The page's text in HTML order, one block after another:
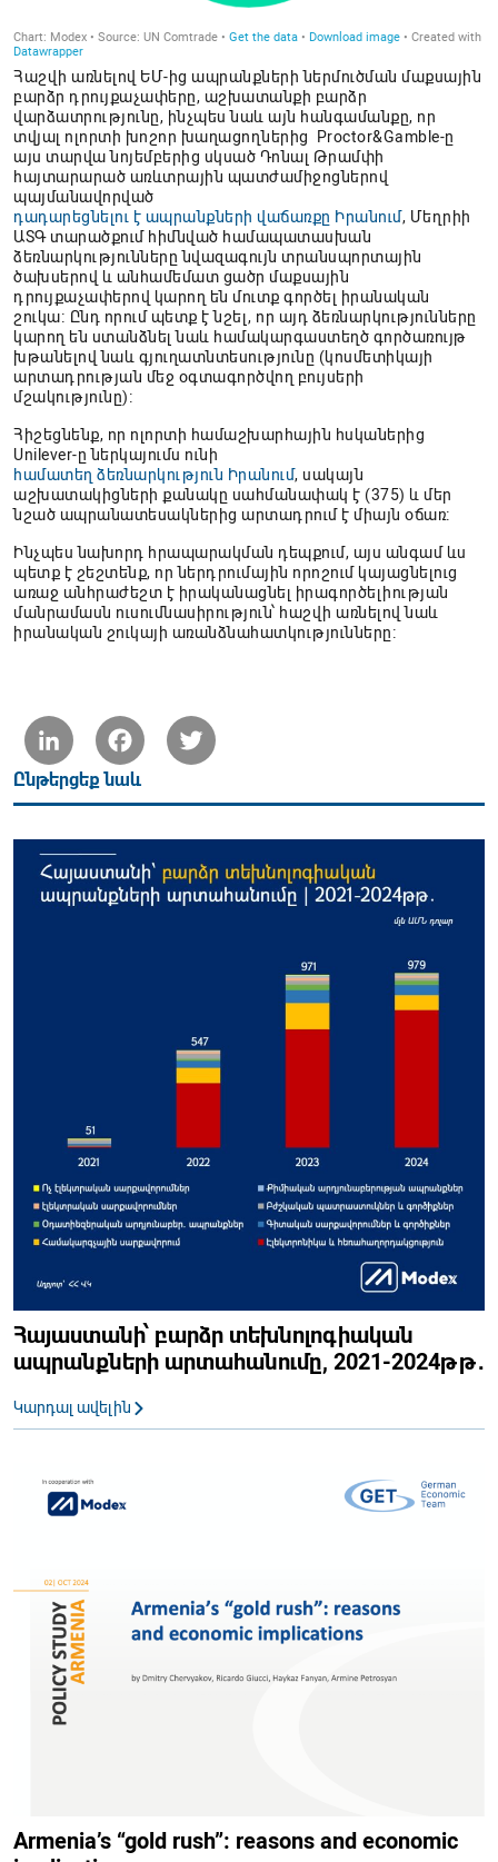
Հաշվի առնելով ԵՄ-ից ապրանքների ներմուծման մաքսային
բարձր դրույքաչափերը, աշխատանքի բարձր
վարձատրությունը, ինչպես նաև այն հանգամանքը, որ
տվյալ ոլորտի խոշոր խաղացողներից Proctor&Gamble-ը
այս տարվա նոյեմբերից սկսած Դոնալ Թրամփի
հայտարարած առևտրային պատժամիջոցներով
պայմանավորված
դադարեցնելու է ապրանքների վաճառքը Իրանում, Մեղրիի
ԱՏԳ տարածքում հիմնված համապատասխան
ձեռնարկությունները նվազագույն տրանսպորտային
ծախսերով և անհամեմատ ցածր մաքսային
դրույքաչափերով կարող են մուտք գործել իրանական
շուկա։ Ընդ որում պետք է նշել, որ այդ ձեռնարկությունները
կարող են ստանձնել նաև համակարգաստեղծ գործառույթ
խթանելով նաև գյուղատնտեսությունը (կոսմետիկայի
արտադրության մեջ օգտագործվող բույսերի
մշակությունը)։
Հիշեցնենք, որ ոլորտի համաշխարհային հսկաներից
Unilever-ը ներկայումս ունի
համատեղ ձեռնարկություն Իրանում, սակայն
աշխատակիցների քանակը սահմանափակ է (375) և մեր
նշած ապրանատեսակներից արտադրում է միայն օճառ։
Ինչպես նախորդ հրապարակման դեպքում, այս անգամ ևս
պետք է շեշտենք, որ ներդրումային որոշում կայացնելուց
առաջ անհրաժեշտ է իրականացնել իրագործելիության
մանրամասն ուսումնասիրություն՝ հաշվի առնելով նաև
իրանական շուկայի առանձնահատկությունները։
LinkedIn Facebook
Ընթերցեք նաև
Հայաստանի՝ բարձր տեխնոլոգիական
ապրանքների արտահանումը, 2021-2024թթ․
Կարդալ ավելին
Armenia’s “gold rush”: reasons and economic